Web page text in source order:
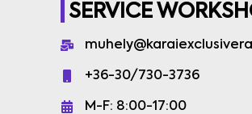
SERVICE
+36-30/730-3736
M-F: 8:00-17:00